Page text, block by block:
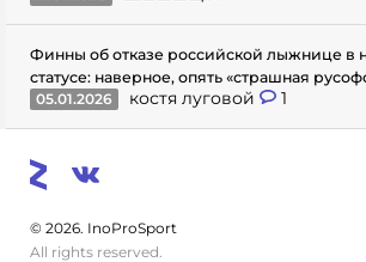
Финны об отказе российской лыжнице в
статусе: наверное, опять «страшная
05.01.2026
костя луговой 1
© 2026. InoProSport
All rights reserved.